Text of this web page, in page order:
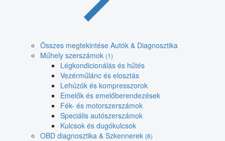
Összes megtekintése Autók & Diagnosztika
Műhely szerszámok (1)
Légkondicionálás és hűtés
Vezérműlánc és elosztás
Lehúzók és kompresszorok
Emelők és emelőberendezések
Fék- és motorszerszámok
Speciális autószerszámok
Kulcsok és dugókulcsok
OBD diagnosztika & Szkennerek (6)